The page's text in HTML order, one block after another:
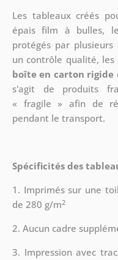
Les tableaux créés
épais film à bulles,
protégés par plusieurs
un contrôle qualité,
boîte en carton rigide
s'agit de produits
« fragile » afin de
pendant le transport.
Spécificités des
1. Imprimés sur une
de 280 g/m2
2. Aucun cadre
3. Impression avec